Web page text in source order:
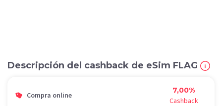
Descripción del cashback de eSim FLAG
Compra online
7,00%
Cashback